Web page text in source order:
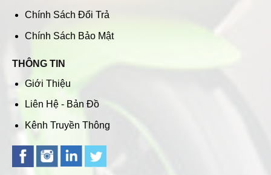
Chính Sách Đổi Trả
Chính Sách Bảo Mật
THÔNG TIN
Giới Thiệu
Liên Hệ - Bản Đồ
Kênh Truyền Thông